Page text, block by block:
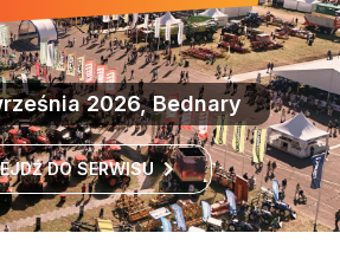
2026, Bednary
DO SERWISU